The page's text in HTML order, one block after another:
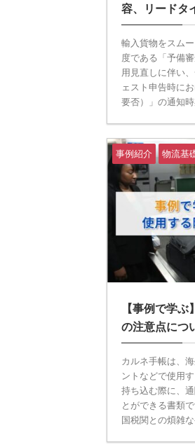
容、リードタ
輸入貨物をスム
度である「予備
用見直しに伴い
ェスト申告時に
要否）」の通知
事例紹介 物流基
【事例で学
の注意点につ
カルネ手帳は、
ントなどで使用
持ち込む際に、
とができる書類
国税関との煩雑